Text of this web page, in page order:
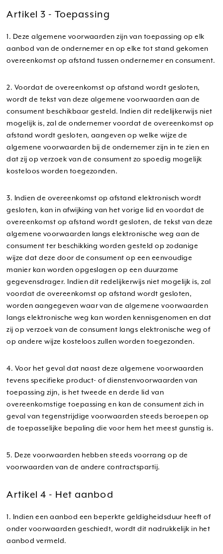
Artikel 3 - Toepassing
1. Deze algemene voorwaarden zijn van toepassing op elk
aanbod van de ondernemer en op elke tot stand gekomen
overeenkomst op afstand tussen ondernemer en consument.
2. Voordat de overeenkomst op afstand wordt gesloten,
wordt de tekst van deze algemene voorwaarden aan de
consument beschikbaar gesteld. Indien dit redelijkerwijs niet
mogelijk is, zal de ondernemer voordat de overeenkomst op
afstand wordt gesloten, aangeven op welke wijze de
algemene voorwaarden bij de ondernemer zijn in te zien en
dat zij op verzoek van de consument zo spoedig mogelijk
kosteloos worden toegezonden.
3. Indien de overeenkomst op afstand elektronisch wordt
gesloten, kan in afwijking van het vorige lid en voordat de
overeenkomst op afstand wordt gesloten, de tekst van deze
algemene voorwaarden langs elektronische weg aan de
consument ter beschikking worden gesteld op zodanige
wijze dat deze door de consument op een eenvoudige
manier kan worden opgeslagen op een duurzame
gegevensdrager. Indien dit redelijkerwijs niet mogelijk is, zal
voordat de overeenkomst op afstand wordt gesloten,
worden aangegeven waar van de algemene voorwaarden
langs elektronische weg kan worden kennisgenomen en dat
zij op verzoek van de consument langs elektronische weg of
op andere wijze kosteloos zullen worden toegezonden.
4. Voor het geval dat naast deze algemene voorwaarden
tevens specifieke product- of dienstenvoorwaarden van
toepassing zijn, is het tweede en derde lid van
overeenkomstige toepassing en kan de consument zich in
geval van tegenstrijdige voorwaarden steeds beroepen op
de toepasselijke bepaling die voor hem het meest gunstig is.
5. Deze voorwaarden hebben steeds voorrang op de
voorwaarden van de andere contractspartij.
Artikel 4 - Het aanbod
1. Indien een aanbod een beperkte geldigheidsduur heeft of
onder voorwaarden geschiedt, wordt dit nadrukkelijk in het
aanbod vermeld.